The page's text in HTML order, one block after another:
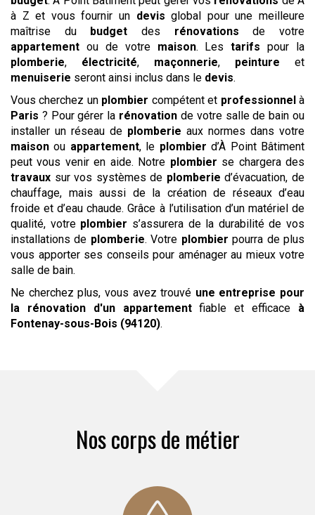
à Z et vous fournir un devis global pour une meilleure
maîtrise du budget des rénovations de votre
appartement ou de votre maison. Lestarifs pour la
plomberie, électricité, maçonnerie, peinture et
menuiserie seront ainsi inclus dans le devis.
Vous cherchez un plombier compétent et professionnelà
Paris ? Pour gérer la rénovation de votre salle de bain ou
installer un réseau de plomberie aux normes dans votre
maison ou appartement, le plombier d’À Point Bâtiment
peut vous venir en aide. Notre plombier se chargera des
travaux sur vos systèmes de plomberie d’évacuation, de
chauffage, mais aussi de la création de réseaux d’eau
froide et d’eau chaude. Grâce à l’utilisation d’un matériel de
qualité, votre plombier s’assurera de la durabilité de vos
installations de plomberie. Votre plombier pourra de plus
vous apporter ses conseils pour aménager au mieux votre
salle de bain.
Ne cherchez plus, vous avez trouvé une entreprise pour
la rénovation d'un appartementfiable et efficace
à
Fontenay-sous-Bois (94120).
Nos corps de métier